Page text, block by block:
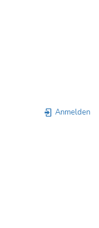
Anmelden